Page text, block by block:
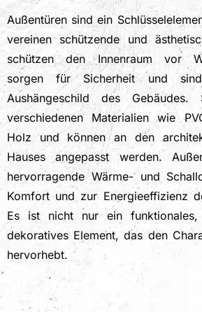
Außentüren sind ein
vereinen schützende und
schützen den Innenraum vor
sorgen für Sicherheit und
Aushängeschild des
verschiedenen Materialien wie
Holz und können an den
Hauses angepasst werden.
hervorragende Wärme- und
Komfort und zur Energieeffizienz
Es ist nicht nur ein
dekoratives Element, das den
hervorhebt.